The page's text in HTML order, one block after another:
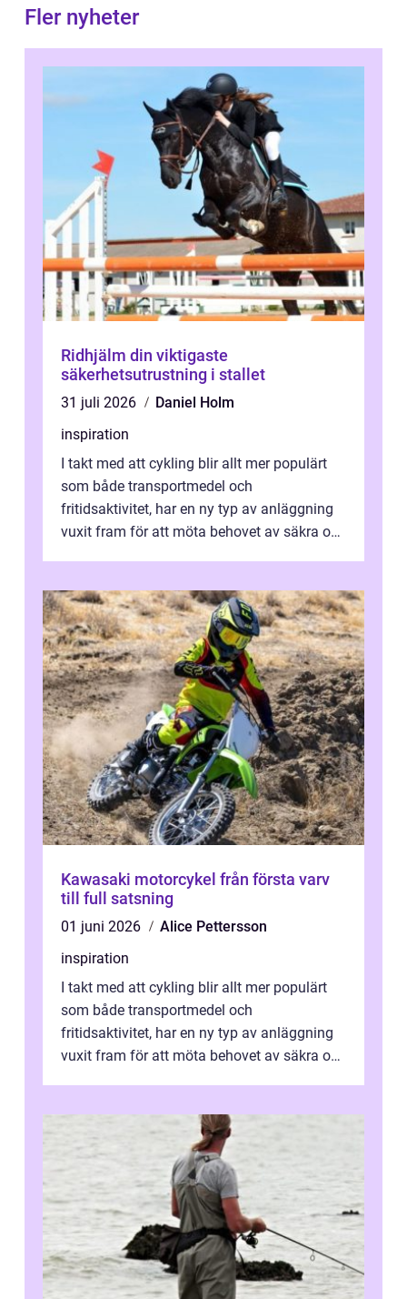
Fler nyheter
Ridhjälm din viktigaste
säkerhetsutrustning i stallet
31 juli 2026
Daniel Holm
inspiration
I takt med att cykling blir allt mer populärt
som både transportmedel och
fritidsaktivitet, har en ny typ av anläggning
vuxit fram för att möta behovet av säkra och
Kawasaki motorcykel från första varv
till full satsning
01 juni 2026
Alice Pettersson
inspiration
I takt med att cykling blir allt mer populärt
som både transportmedel och
fritidsaktivitet, har en ny typ av anläggning
vuxit fram för att möta behovet av säkra och